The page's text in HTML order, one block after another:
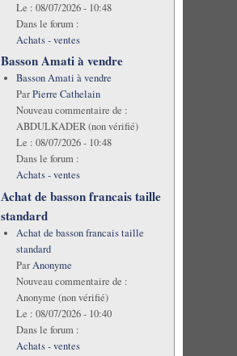
Le : 08/07/2026 - 10:48
Dans le forum :
Achats - ventes
Basson Amati à vendre
Basson Amati à vendre
ParPierre Cathelain
Nouveau commentaire de :
ABDULKADER (non vérifié)
Le : 08/07/2026 - 10:48
Dans le forum :
Achats - ventes
Achat de basson francais taille
standard
Achat de basson francais taille
standard
ParAnonyme
Nouveau commentaire de :
Anonyme (non vérifié)
Le : 08/07/2026 - 10:40
Dans le forum :
Achats - ventes